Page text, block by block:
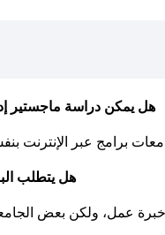
هل يمكن دراسة ماجستير
هل يتطلب